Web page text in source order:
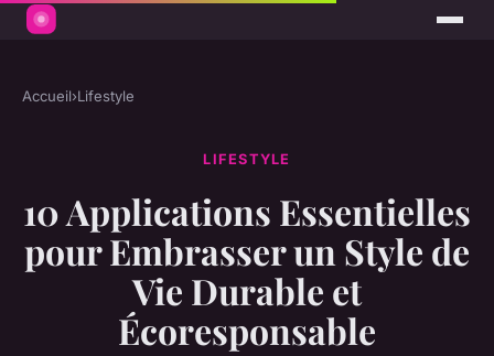
Accueil›Lifestyle
LIFESTYLE
10 Applications Essentielles
pour Embrasser un Style de
Vie Durable et
Écoresponsable